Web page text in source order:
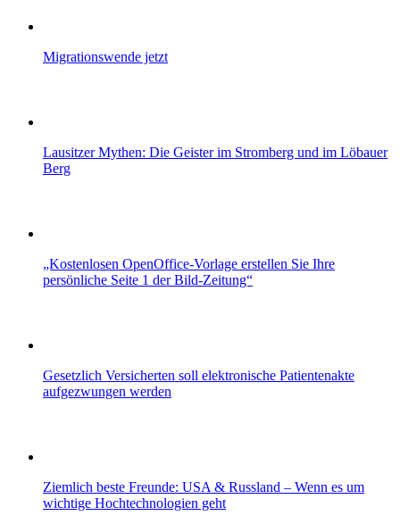
Migrationswende jetzt
Lausitzer Mythen: Die Geister im Stromberg und im Löbauer
Berg
„Kostenlosen OpenOffice-Vorlage erstellen Sie Ihre
persönliche Seite 1 der Bild-Zeitung“
Gesetzlich Versicherten soll elektronische Patientenakte
aufgezwungen werden
Ziemlich beste Freunde: USA & Russland – Wenn es um
wichtige Hochtechnologien geht